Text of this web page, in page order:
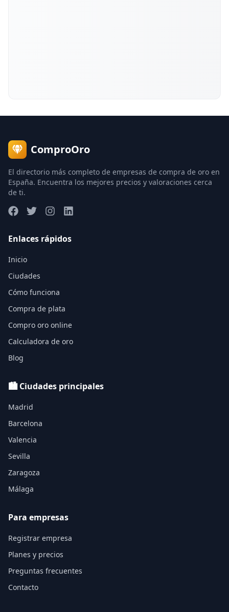
ComproOro
El directorio más completo de empresas de compra de oro en
España. Encuentra los mejores precios y valoraciones cerca
de ti.
Enlaces rápidos
Inicio
Ciudades
Cómo funciona
Compra de plata
Compro oro online
Calculadora de oro
Blog
🏙️ Ciudades principales
Madrid
Barcelona
Valencia
Sevilla
Zaragoza
Málaga
Para empresas
Registrar empresa
Planes y precios
Preguntas frecuentes
Contacto